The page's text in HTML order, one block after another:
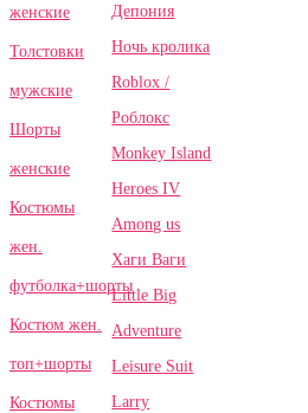
женские
Толстовки
мужские
Шорты
женские
Костюмы
жен.
футболка+шорты
Костюм жен.
топ+шорты
Костюмы
Депония
Ночь кролика
Roblox /
Роблокс
Monkey Island
Heroes IV
Among us
Хаги Ваги
Little Big
Adventure
Leisure Suit
Larry